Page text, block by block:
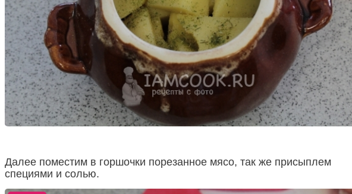
Далее поместим в горшочки порезанное мясо, так же присыплем
специями и солью.